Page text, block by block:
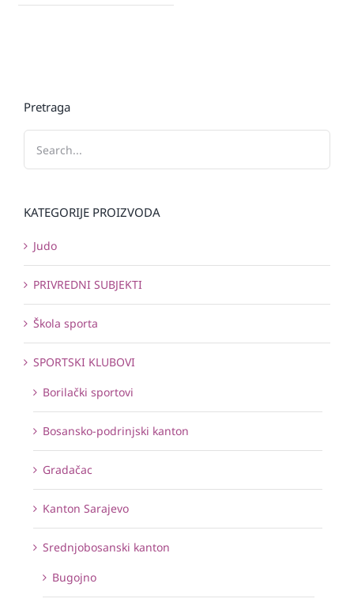
Pretraga
KATEGORIJE PROIZVODA
Judo
PRIVREDNI SUBJEKTI
Škola sporta
SPORTSKI KLUBOVI
Borilački sportovi
Bosansko-podrinjski kanton
Gradačac
Kanton Sarajevo
Srednjobosanski kanton
Bugojno